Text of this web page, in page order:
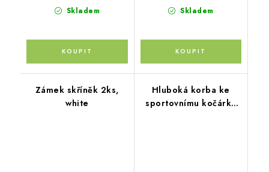
Skladem Skladem
Zámek skříněk 2ks,
white
Hluboká korba ke
sportovnímu kočárku